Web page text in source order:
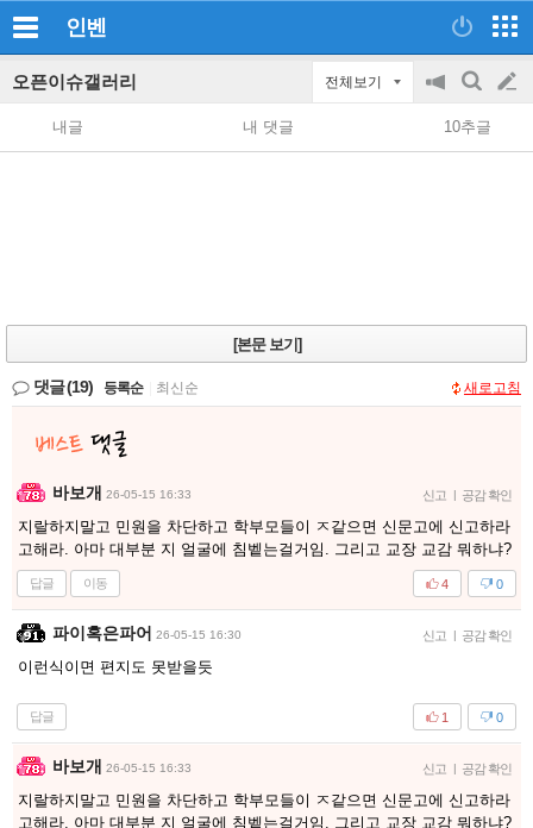
인벤
오픈이슈갤러리 전체보기
공
지
on/off
검
색
글
쓰
내글 내 댓글 10추글
[본문 보기]
댓글(19) 등록순 최신순 새로고침
바보개 26-05-15 16:33 신고 | 공감 확인
지랄하지말고 민원을 차단하고 학부모들이 ㅈ같으면 신문고에 신고하라
고해라. 아마 대부분 지 얼굴에 침벹는걸거임. 그리고 교장 교감 뭐하냐?
답글 이동 0
4
파이혹은파어 26-05-15 16:30 신고 | 공감 확인
이런식이면 편지도 못받을듯
답글 0
1
바보개 26-05-15 16:33 신고 | 공감 확인
지랄하지말고 민원을 차단하고 학부모들이 ㅈ같으면 신문고에 신고하라
고해라. 아마 대부분 지 얼굴에 침벹는걸거임. 그리고 교장 교감 뭐하냐?